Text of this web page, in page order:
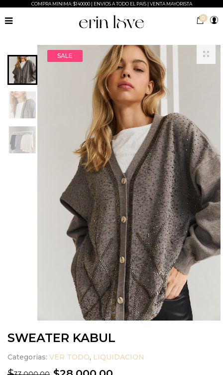
COMPRA MINIMA: $140000 | ENVIOS A TODO EL PAIS | VENTA MAYORISTA
0
SALE
SWEATER KABUL
Categorias: VER TODO, LIQUIDACION